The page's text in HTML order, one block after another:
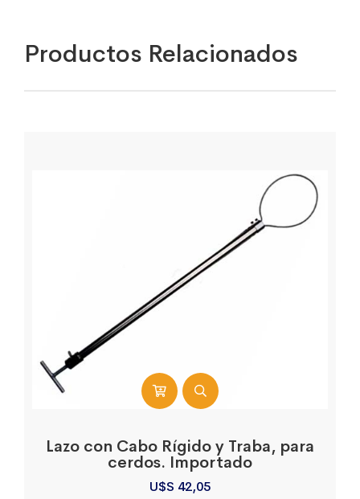
Productos Relacionados
Lazo con Cabo Rígido y Traba, para
cerdos. Importado
U$S 42,05